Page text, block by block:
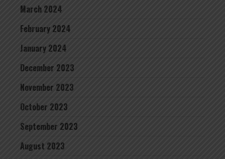
March 2024
February 2024
January 2024
December 2023
November 2023
October 2023
September 2023
August 2023